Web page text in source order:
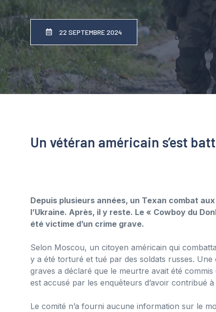
22 SEPTEMBRE 2024
Un vétéran américain s’est
Depuis plusieurs années, un Texan combat
l’Ukraine. Après, il y reste. Le « Cowboy du
été victime d’un crime grave.
Selon Moscou, un citoyen américain qui
y a été torturé et tué par des soldats russes. Une
graves a déclaré que le meurtre avait été
est accusé par les enquêteurs d’avoir contribué
Le comité n’a fourni aucune information sur le